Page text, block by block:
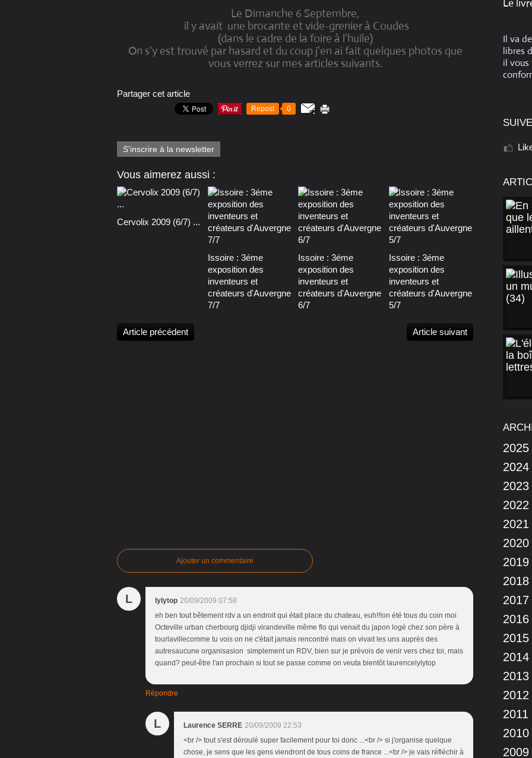
Le Dimanche 6 Septembre,
il y avait une brocante et vide-grenier à Coudes
(dans le cadre de la foire à l’huile)
On s'y est trouvé par hasard et du coup j'en ai fait quelques photos que
vous verrez sur mes articles suivants.
Partager cet article
Repost 0
S'inscrire à la newsletter
Vous aimerez aussi :
Cervolix 2009 (6/7) ...
Issoire : 3éme
exposition des
inventeurs et
créateurs d'Auvergne
7/7
Issoire : 3éme
exposition des
inventeurs et
créateurs d'Auvergne
6/7
Issoire : 3éme
exposition des
inventeurs et
créateurs d'Auvergne
5/7
Article précédent Article suivant
Ajouter un commentaire
L lylytop 20/09/2009 07:58
eh ben tout bêtement rdv a un endroit qui était place du chateau, euh!!!on été tous du coin moi
Octeville urban cherbourg djidji virandeville même flo qui venait du japon logé chez son père à
tourlavillecomme tu vois on ne c'était jamais rencontré mais on vivait les uns auprès des
autresaucune organisasion simplement un RDV, bien sur je prévois de venir vers chez toi, mais
quand? peut-être l'an prochain si tout se passe comme on veuta bientôt laurencelylytop
Répondre
L Laurence SERRE 20/09/2009 22:53
<br /> tout s'est déroulé super facilement pour toi donc ...<br /> si j'organise quelque
chose, je sens que les gens viendront de tous coins de france ...<br /> je vais réfléchir à
Le
Il va
libres
il vous
2025
2024
2023
2022
2021
2020
2019
2018
2017
2016
2015
2014
2013
2012
2011
2010
2009